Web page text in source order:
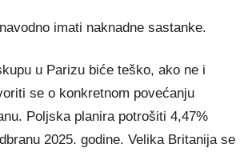
imati naknadne sastanke.
u Parizu biće teško, ako ne i
se o konkretnom povećanju
Poljska planira potrošiti 4,47%
2025. godine. Velika Britanija se